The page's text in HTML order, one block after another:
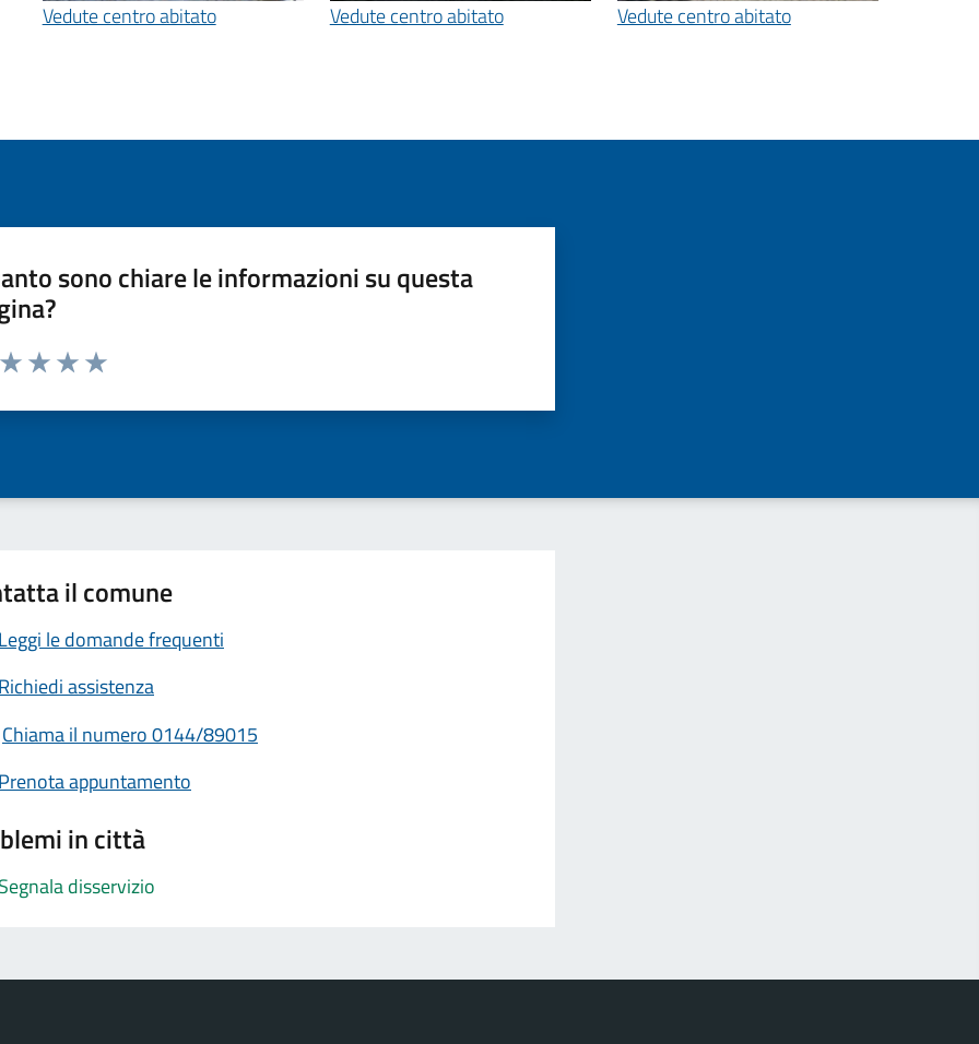
Vedute centro abitato Vedute centro abitato Vedute centro abitato
sono chiare le informazioni su questa
da 1 a 5 stelle la pagina
il comune
Leggi le domande frequenti
Richiedi assistenza
Chiama il numero 0144/89015
Prenota appuntamento
in città
Segnala disservizio